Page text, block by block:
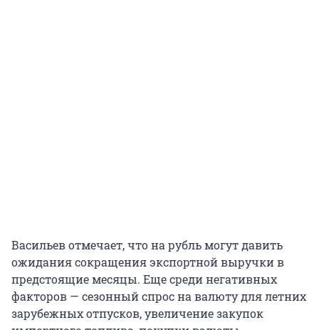
Васильев отмечает, что на рубль могут давить
ожидания сокращения экспортной выручки в
предстоящие месяцы. Еще среди негативных
факторов — сезонный спрос на валюту для летних
зарубежных отпусков, увеличение закупок